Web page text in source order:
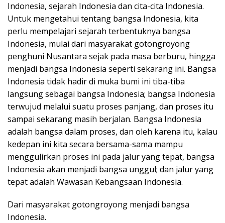
Indonesia, sejarah Indonesia dan cita-cita Indonesia.
Untuk mengetahui tentang bangsa Indonesia, kita
perlu mempelajari sejarah terbentuknya bangsa
Indonesia, mulai dari masyarakat gotongroyong
penghuni Nusantara sejak pada masa berburu, hingga
menjadi bangsa Indonesia seperti sekarang ini. Bangsa
Indonesia tidak hadir di muka bumi ini tiba-tiba
langsung sebagai bangsa Indonesia; bangsa Indonesia
terwujud melalui suatu proses panjang, dan proses itu
sampai sekarang masih berjalan. Bangsa Indonesia
adalah bangsa dalam proses, dan oleh karena itu, kalau
kedepan ini kita secara bersama-sama mampu
menggulirkan proses ini pada jalur yang tepat, bangsa
Indonesia akan menjadi bangsa unggul; dan jalur yang
tepat adalah Wawasan Kebangsaan Indonesia.
Dari masyarakat gotongroyong menjadi bangsa
Indonesia.